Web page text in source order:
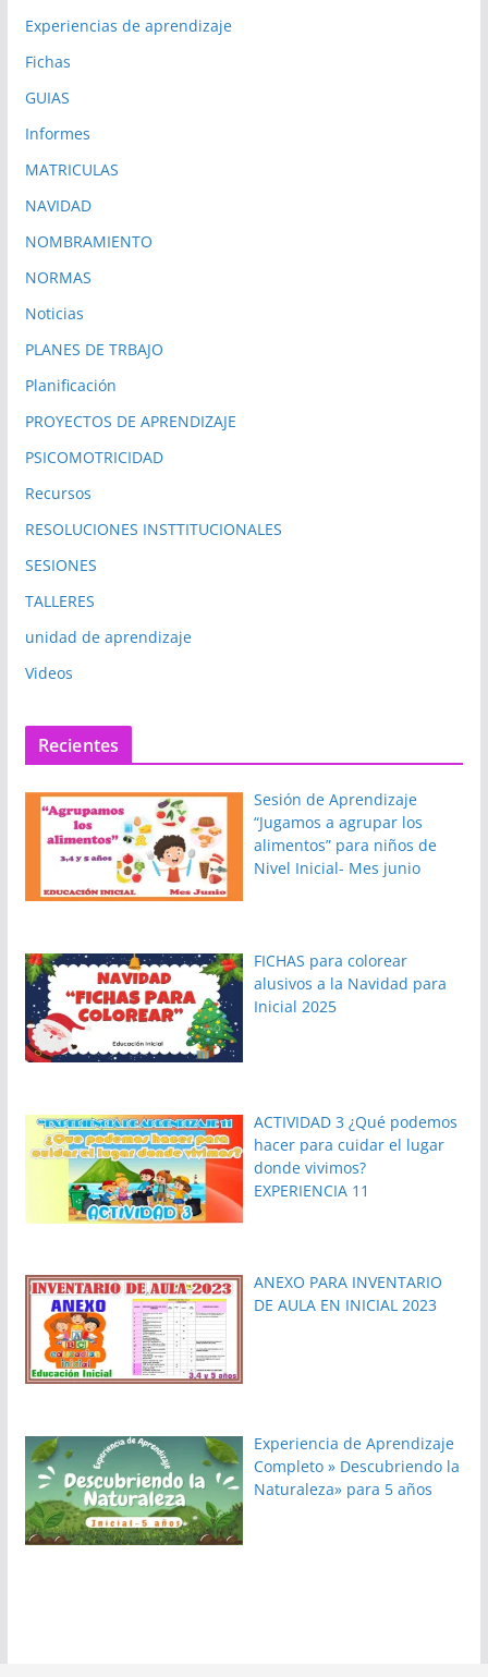
Experiencias de aprendizaje
Fichas
GUIAS
Informes
MATRICULAS
NAVIDAD
NOMBRAMIENTO
NORMAS
Noticias
PLANES DE TRBAJO
Planificación
PROYECTOS DE APRENDIZAJE
PSICOMOTRICIDAD
Recursos
RESOLUCIONES INSTTITUCIONALES
SESIONES
TALLERES
unidad de aprendizaje
Videos
Recientes
Sesión de Aprendizaje
“Jugamos a agrupar los
alimentos” para niños de
Nivel Inicial- Mes junio
FICHAS para colorear
alusivos a la Navidad para
Inicial 2025
ACTIVIDAD 3 ¿Qué podemos
hacer para cuidar el lugar
donde vivimos?
EXPERIENCIA 11
ANEXO PARA INVENTARIO
DE AULA EN INICIAL 2023
Experiencia de Aprendizaje
Completo » Descubriendo la
Naturaleza» para 5 años